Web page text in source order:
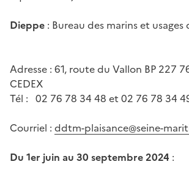
Dieppe : Bureau des marins et usages
Adresse : 61, route du Vallon BP 227
CEDEX
Tél : 02 76 78 34 48 et 02 76 78 34
Courriel : ddtm-plaisance@seine-
Du 1er juin au 30 septembre 2024 :